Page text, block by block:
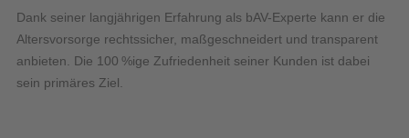
Dank seiner langjährigen Erfahrung als bAV-Experte kann er die
Altersvorsorge rechtssicher, maßgeschneidert und transparent
anbieten. Die 100 %ige Zufriedenheit seiner Kunden ist dabei
sein primäres Ziel.